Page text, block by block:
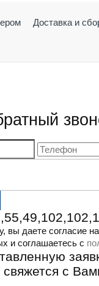
Доставка и
вы даете согласие
и соглашаетесь с
с